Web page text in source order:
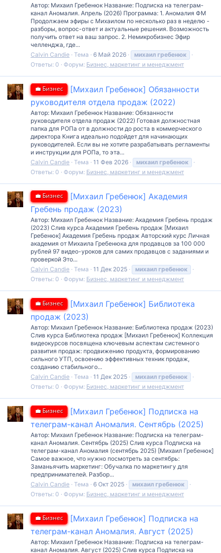
Автор: Михаил Гребенюк Название: Подписка на телеграм-
канал Аномалия. Апрель (2026) Программа: 1. Аномалия ФМ
Продолжаем эфиры с Михаилом по несколько раз в неделю -
разборы, вопрос-ответ и актуальные решения. Возможность
получить ответ на ваш запрос. 2. Немикробизнес Эфир
челленджа, где...
Calvin Candie Тема 6 Май 2026 михаил гребенюк
Ответы: 0
Форум: Бизнес, маркетинг и менеджмент
💼 Бизнес
[Михаил Гребенюк] Обязанности
руководителя отдела продаж (2022)
Автор: Михаил Гребенюк Название: Обязанности
руководителя отдела продаж (2022) Готовая должностная
папка для РОПа от в должности до роста в коммерческого
директора Книга идеально подойдет для начинающих
руководителей. Если вы не хотите разрабатывать регламенты
и инструкции для РОПа, то эта...
Calvin Candie Тема 11 Фев 2026 михаил гребенюк
Ответы: 0
Форум: Бизнес, маркетинг и менеджмент
💼 Бизнес
[Михаил Гребенюк] Академия
Гребень продаж (2023)
Автор: Михаил Гребенюк Название: Академия Гребень продаж
(2023) Слив курса Академия Гребень продаж [Михаил
Гребенюк] Академия Гребень продаж Авторский курс Личная
академия от Михаила Гребенюка для продавцов за 100 000
рублей 97 видео-уроков для самих продавцов с заданиями и
проверкой Это...
Calvin Candie Тема 11 Дек 2025 михаил гребенюк
Ответы: 0
Форум: Бизнес, маркетинг и менеджмент
💼 Бизнес
[Михаил Гребенюк] Библиотека
продаж (2023)
Автор: Михаил Гребенюк Название: Библиотека продаж (2023)
Слив курса Библиотека продаж [Михаил Гребенюк] Коллекция
видеокурсов посвящена ключевым аспектам системного
развития продаж: продвижению продукта, формированию
сильного УТП, освоению эффективных техник продаж,
созданию стабильного...
Calvin Candie Тема 11 Дек 2025 михаил гребенюк
Ответы: 0
Форум: Бизнес, маркетинг и менеджмент
💼 Бизнес
[Михаил Гребенюк] Подписка на
телеграм-канал Аномалия. Сентябрь (2025)
Автор: Михаил Гребенюк Название: Подписка на телеграм-
канал Аномалия. Сентябрь (2025) Слив курса Подписка на
телеграм-канал Аномалия (сентябрь 2025) [Михаил Гребенюк]
Самое важное, что нужно посмотреть за сентябрь:
Заманьячить маркетинг: Обучалка по маркетингу для
предпринимателей. Разбор...
Calvin Candie Тема 6 Окт 2025 михаил гребенюк
Ответы: 0
Форум: Бизнес, маркетинг и менеджмент
💼 Бизнес
[Михаил Гребенюк] Подписка на
телеграм-канал Аномалия. Август (2025)
Автор: Михаил Гребенюк Название: Подписка на телеграм-
канал Аномалия. Август (2025) Слив курса Подписка на